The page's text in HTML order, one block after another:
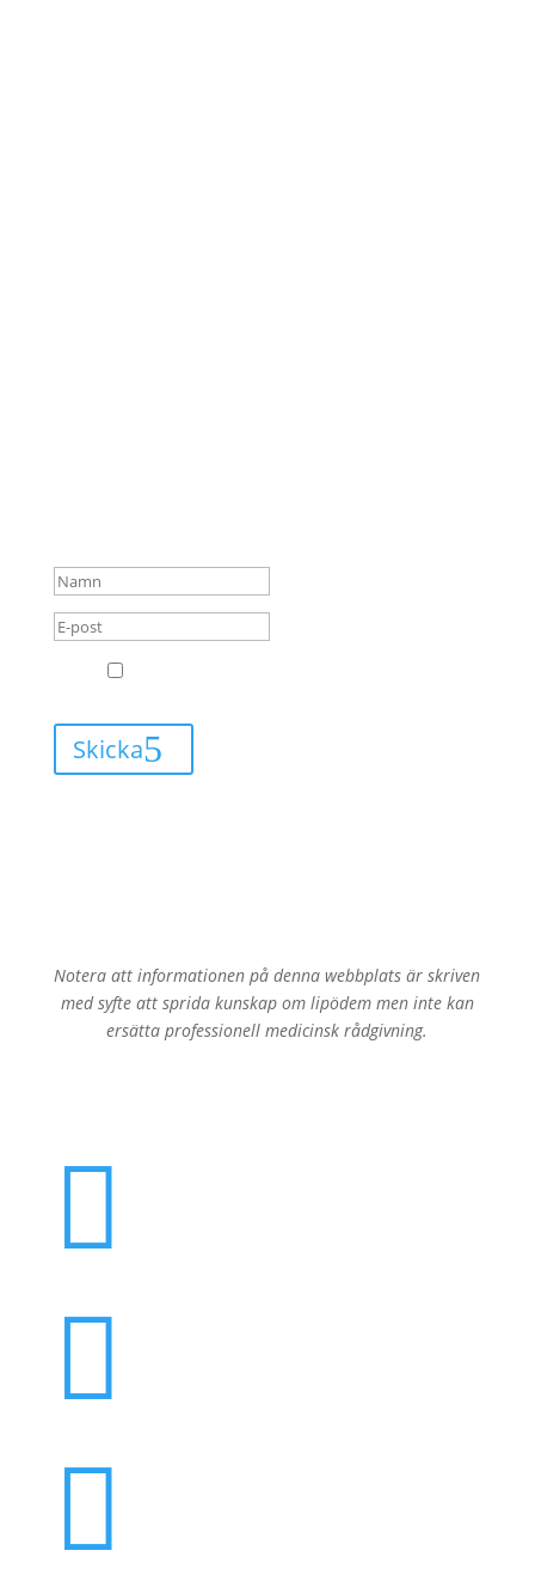
Skicka
Notera att informationen på denna webbplats är skriven
med syfte att sprida kunskap om lipödem men inte kan
ersätta professionell medicinsk rådgivning.


